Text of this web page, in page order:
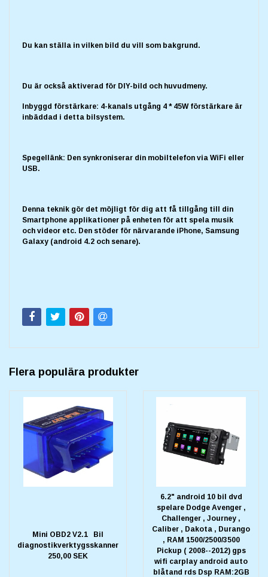
Du kan ställa in vilken bild du vill som bakgrund.
Du är också aktiverad för DIY-bild och huvudmeny.
Inbyggd förstärkare: 4-kanals utgång 4 * 45W förstärkare är
inbäddad i detta bilsystem.
Spegellänk: Den synkroniserar din mobiltelefon via WiFi eller
USB.
Denna teknik gör det möjligt för dig att få tillgång till din
Smartphone applikationer på enheten för att spela musik
och videor etc. Den stöder för närvarande iPhone, Samsung
Galaxy (android 4.2 och senare).
Flera populära produkter
Mini OBD2 V2.1 Bil
diagnostikverktygsskanner
250,00 SEK
6.2" android 10 bil dvd
spelare Dodge Avenger ,
Challenger , Journey ,
Caliber , Dakota , Durango
, RAM 1500/2500/3500
Pickup ( 2008--2012) gps
wifi carplay android auto
blåtand rds Dsp RAM:2GB